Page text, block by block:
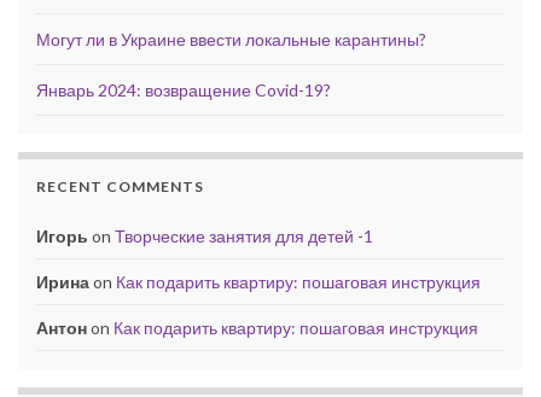
Могут ли в Украине ввести локальные карантины?
Январь 2024: возвращение Covid-19?
RECENT COMMENTS
Игорь on Творческие занятия для детей -1
Иринаon Как подарить квартиру: пошаговая инструкция
Антонon Как подарить квартиру: пошаговая инструкция